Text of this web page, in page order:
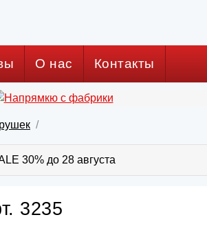
О нас Контакты
30% до 28 августа
3235